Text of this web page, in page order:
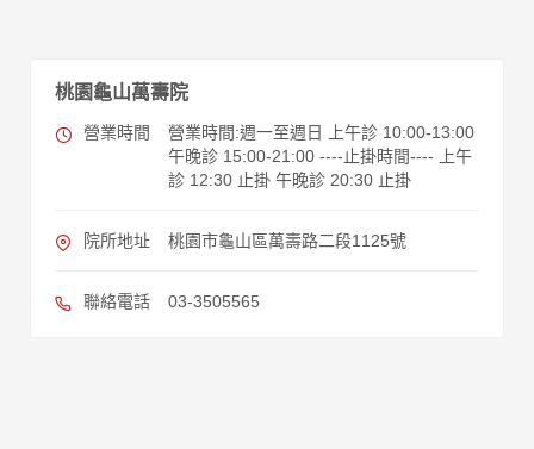
桃園龜山萬壽院
營業時間
營業時間:週一至週日 上午診 10:00-13:00
午晚診 15:00-21:00 ----止掛時間---- 上午
診 12:30 止掛 午晚診 20:30 止掛
院所地址 桃園市龜山區萬壽路二段1125號
聯絡電話 03-3505565